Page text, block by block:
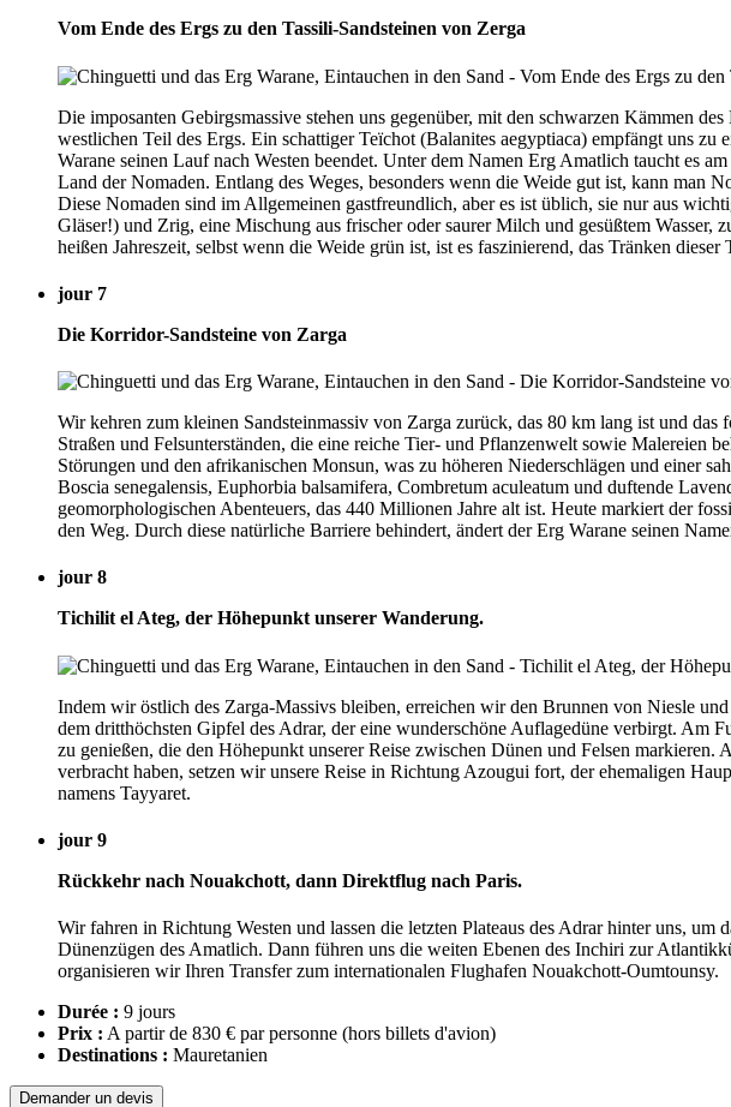
Vom Ende des Ergs zu den Tassili-Sandsteinen von Zerga
Die imposanten Gebirgsmassive stehen uns gegenüber, mit den schwarzen Kämmen
westlichen Teil des Ergs. Ein schattiger Teïchot (Balanites aegyptiaca) empfängt uns
Warane seinen Lauf nach Westen beendet. Unter dem Namen Erg Amatlich taucht es
Land der Nomaden. Entlang des Weges, besonders wenn die Weide gut ist, kann man
Diese Nomaden sind im Allgemeinen gastfreundlich, aber es ist üblich, sie nur aus
Gläser!) und Zrig, eine Mischung aus frischer oder saurer Milch und gesüßtem
heißen Jahreszeit, selbst wenn die Weide grün ist, ist es faszinierend, das Tränken
jour 7
Die Korridor-Sandsteine von Zarga
Wir kehren zum kleinen Sandsteinmassiv von Zarga zurück, das 80 km lang ist und
Straßen und Felsunterständen, die eine reiche Tier- und Pflanzenwelt sowie Malereien
Störungen und den afrikanischen Monsun, was zu höheren Niederschlägen und einer
Boscia senegalensis, Euphorbia balsamifera, Combretum aculeatum und duftende
geomorphologischen Abenteuers, das 440 Millionen Jahre alt ist. Heute markiert der
den Weg. Durch diese natürliche Barriere behindert, ändert der Erg Warane seinen
jour 8
Tichilit el Ateg, der Höhepunkt unserer Wanderung.
Indem wir östlich des Zarga-Massivs bleiben, erreichen wir den Brunnen von Niesle
dem dritthöchsten Gipfel des Adrar, der eine wunderschöne Auflagedüne verbirgt. Am
zu genießen, die den Höhepunkt unserer Reise zwischen Dünen und Felsen
verbracht haben, setzen wir unsere Reise in Richtung Azougui fort, der ehemaligen
namens Tayyaret.
jour 9
Rückkehr nach Nouakchott, dann Direktflug nach Paris.
Wir fahren in Richtung Westen und lassen die letzten Plateaus des Adrar hinter uns,
Dünenzügen des Amatlich. Dann führen uns die weiten Ebenen des Inchiri zur
organisieren wir Ihren Transfer zum internationalen Flughafen Nouakchott-Oumtounsy.
Durée : 9 jours
Prix : A partir de 830 € par personne (hors billets d'avion)
Destinations : Mauretanien
Demander un devis